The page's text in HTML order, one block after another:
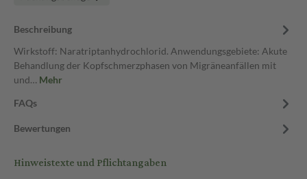
Beschreibung
Wirkstoff: Naratriptanhydrochlorid. Anwendungsgebiete: Akute
Behandlung der Kopfschmerzphasen von Migräneanfällen mit
und… Mehr
FAQs
Bewertungen
Hinweistexte und Pflichtangaben